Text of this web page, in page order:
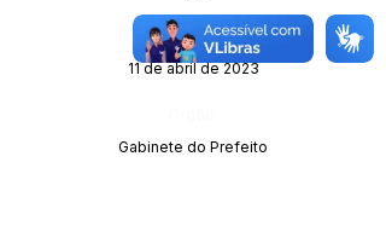
Data da Publicação:
11 de abril de 2023
Gabinete do Prefeito